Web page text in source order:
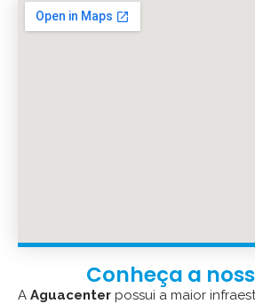
Conheça a
A Aguacenter possui a maior